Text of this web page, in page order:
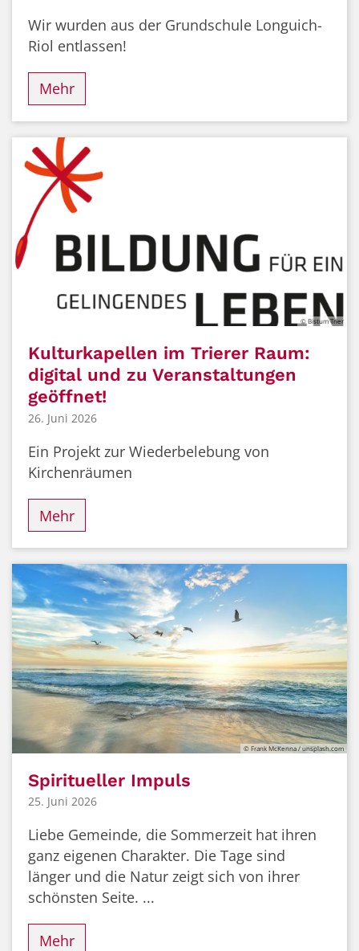
Wir wurden aus der Grundschule Longuich-
Riol entlassen!
Mehr
© Bistum Trier
Kulturkapellen im Trierer Raum:
digital und zu Veranstaltungen
geöffnet!
26. Juni 2026
Ein Projekt zur Wiederbelebung von
Kirchenräumen
Mehr
© Frank McKenna / unsplash.com
Spiritueller Impuls
25. Juni 2026
Liebe Gemeinde, die Sommerzeit hat ihren
ganz eigenen Charakter. Die Tage sind
länger und die Natur zeigt sich von ihrer
schönsten Seite. ...
Mehr